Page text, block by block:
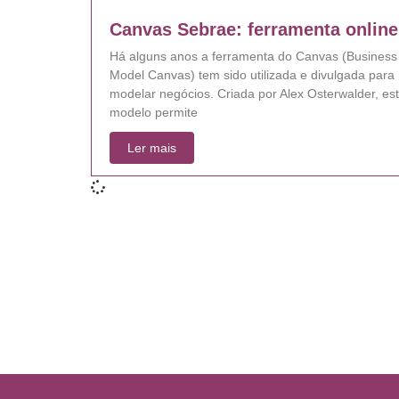
Canvas Sebrae: ferramenta online
Há alguns anos a ferramenta do Canvas (Business
Model Canvas) tem sido utilizada e divulgada para
modelar negócios. Criada por Alex Osterwalder,
modelo permite
Ler mais